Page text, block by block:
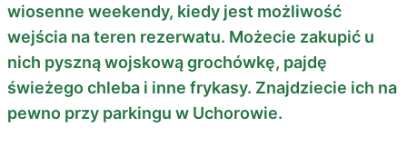
wiosenne weekendy, kiedy jest możliwość
wejścia na teren rezerwatu. Możecie zakupić u
nich pyszną wojskową grochówkę, pajdę
świeżego chleba i inne frykasy. Znajdziecie ich na
pewno przy parkingu w Uchorowie.